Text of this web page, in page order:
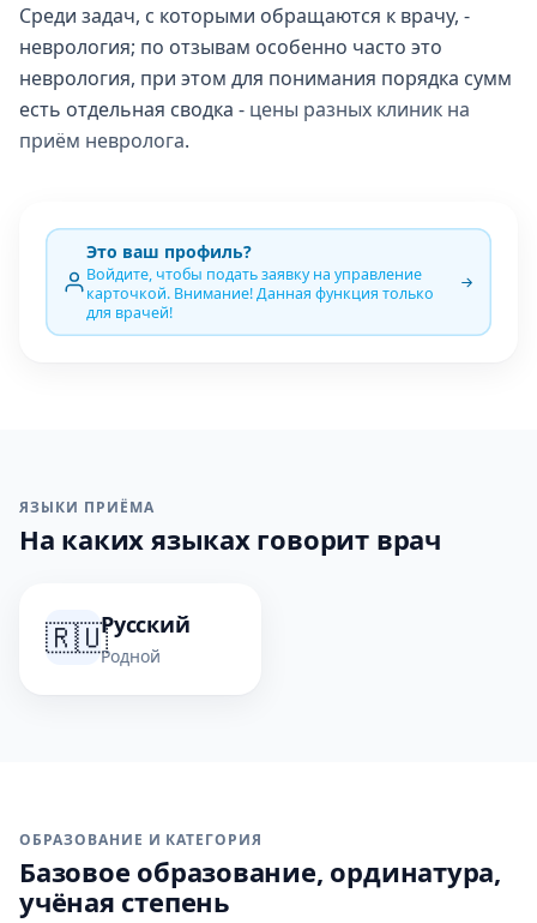
Среди задач, с которыми обращаются к врачу, -
неврология; по отзывам особенно часто это
неврология, при этом для понимания порядка сумм
есть отдельная сводка - цены разных клиник на
приём невролога.
Это ваш профиль?
Войдите, чтобы подать заявку на управление
карточкой. Внимание! Данная функция только
для врачей!
ЯЗЫКИ ПРИЁМА
На каких языках говорит врач
🇷🇺Русский
Родной
ОБРАЗОВАНИЕ И КАТЕГОРИЯ
Базовое образование, ординатура,
учёная степень